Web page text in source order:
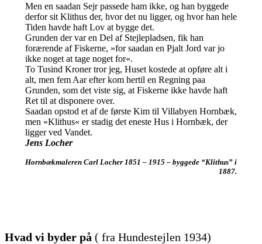
Men en saadan Sejr passede ham ikke, og han byggede
derfor sit Klithus der, hvor det nu ligger, og hvor han hele
Tiden havde haft Lov at bygge det.
Grunden der var en Del af Stejlepladsen, fik han
forærende af Fiskerne, »for saadan en Pjalt Jord var jo
ikke noget at tage noget for«.
To Tusind Kroner tror jeg, Huset kostede at opføre alt i
alt, men fem Aar efter kom hertil en Regning paa
Grunden, som det viste sig, at Fiskerne ikke havde haft
Ret til at disponere over.
Saadan opstod et af de første Kim til Villabyen Hornbæk,
men »Klithus« er stadig det eneste Hus i Hornbæk, der
ligger ved Vandet.
Jens Locher
Hornbækmaleren Carl Locher 1851 – 1915 – byggede “Klithus” i
1887.
Hvad vi byder på ( fra Hundestejlen 1934)